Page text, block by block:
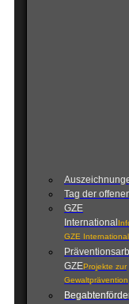
Tag der
GZE
International
GZE International
GZEProjekte zur
Gewaltprävention